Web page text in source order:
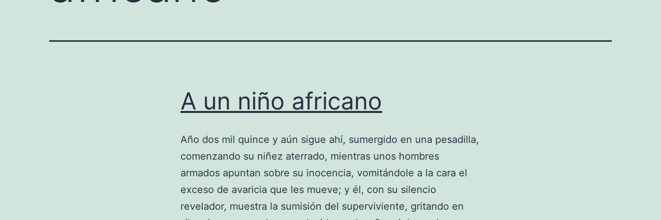
A un niño africano
Año dos mil quince y aún sigue ahí, sumergido en una pesadilla,
comenzando su niñez aterrado, mientras unos hombres
armados apuntan sobre su inocencia, vomitándole a la cara el
exceso de avaricia que les mueve; y él, con su silencio
revelador, muestra la sumisión del superviviente, gritando en